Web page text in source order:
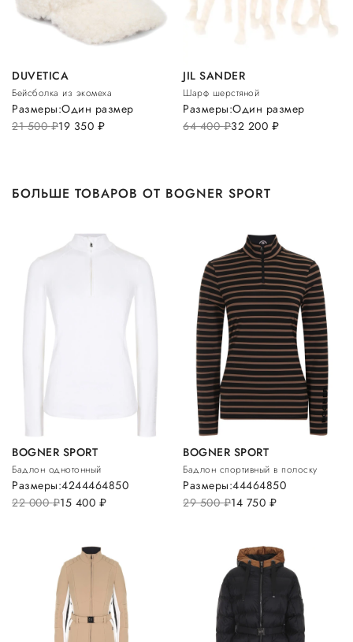
DUVETICA
Бейсболка из экомеха
21 500руб.19 350 руб.
Размеры:Один размер
JIL SANDER
Шарф шерстяной
64 400руб.32 200 руб.
Размеры:Один размер
БОЛЬШЕ ТОВАРОВ ОТ BOGNER SPORT
BOGNER SPORT
Бадлон однотонный
22 000руб.15 400 руб.
Размеры:4244464850
BOGNER SPORT
Бадлон спортивный в полоску
29 500руб.14 750 руб.
Размеры:44464850